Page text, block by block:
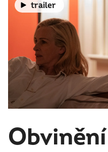
trailer
Obvinění